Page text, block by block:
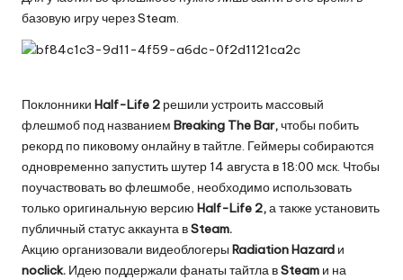
базовую игру через Steam.
Поклонники Half-Life 2 решили устроить массовый
флешмоб под названием Breaking The Bar,чтобы побить
рекорд по пиковому онлайну в тайтле. Геймеры собираются
одновременно запустить шутер 14 августа в 18:00 мск. Чтобы
поучаствовать во флешмобе, необходимо использовать
только оригинальную версию Half-Life 2,а также установить
публичный статус аккаунта вSteam.
Акцию организовали видеоблогеры Radiation Hazard и
noclick. Идею поддержали фанаты тайтла вSteam и на